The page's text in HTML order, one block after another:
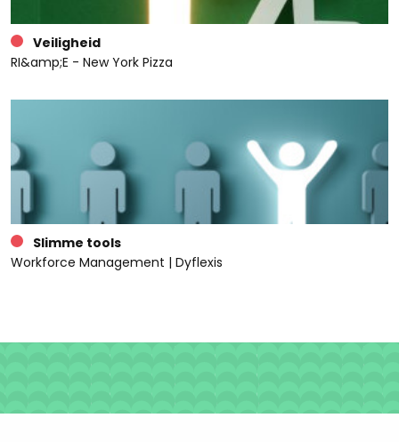
Veiligheid
RI&amp;E - New York Pizza
Slimme tools
Workforce Management | Dyflexis